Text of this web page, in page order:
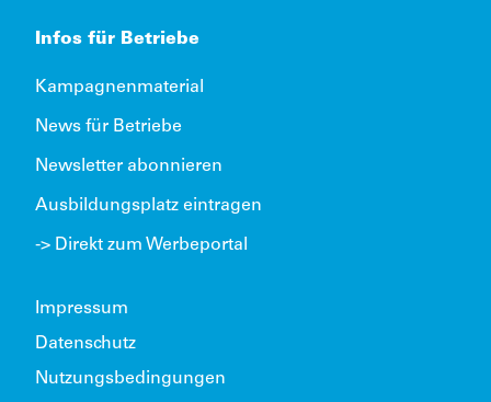
Infos für Betriebe
Kampagnenmaterial
News für Betriebe
Newsletter abonnieren
Ausbildungsplatz eintragen
-> Direkt zum Werbeportal
Impressum
Datenschutz
Nutzungsbedingungen